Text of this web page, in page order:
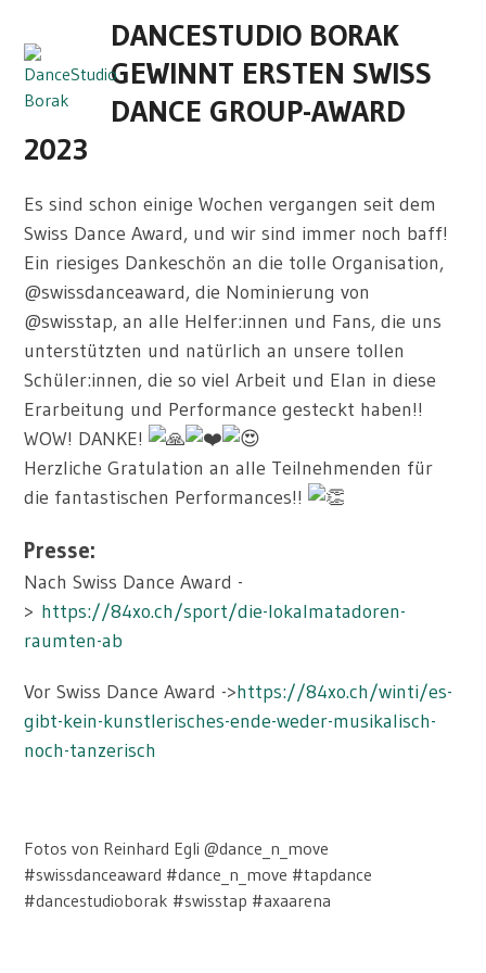
contentmobile
menu
mobile
menu
DANCESTUDIO BORAK
GEWINNT ERSTEN SWISS
DANCE GROUP-AWARD
2023
Es sind schon einige Wochen vergangen seit dem
Swiss Dance Award, und wir sind immer noch baff!
Ein riesiges Dankeschön an die tolle Organisation,
@swissdanceaward, die Nominierung von
@swisstap, an alle Helfer:innen und Fans, die uns
unterstützten und natürlich an unsere tollen
Schüler:innen, die so viel Arbeit und Elan in diese
Erarbeitung und Performance gesteckt haben!!
WOW! DANKE!
Herzliche Gratulation an alle Teilnehmenden für
die fantastischen Performances!!
Presse:
Nach Swiss Dance Award -
> https://84xo.ch/sport/die-lokalmatadoren-
raumten-ab
Vor Swiss Dance Award ->https://84xo.ch/winti/es-
gibt-kein-kunstlerisches-ende-weder-musikalisch-
noch-tanzerisch
Fotos von Reinhard Egli @dance_n_move
#swissdanceaward #dance_n_move #tapdance
#dancestudioborak #swisstap #axaarena